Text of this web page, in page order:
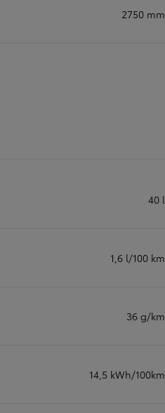
2750 mm
40 l
1,6 l/100 km
36 g/km
14,5 kWh/100km